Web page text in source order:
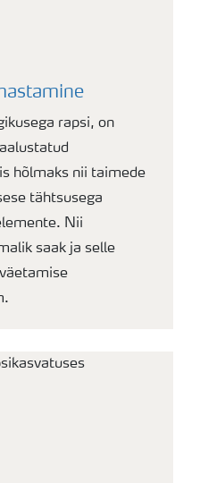
rapsi, on
hõlmaks nii taimede
tähtsusega
Nii
saak ja selle